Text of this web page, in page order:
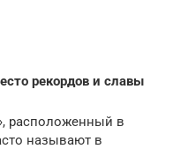
рекордов и славы
расположенный в
называют в